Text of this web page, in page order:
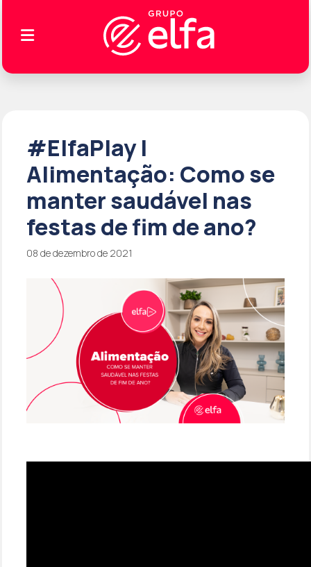
#ElfaPlay |
Alimentação: Como se
manter saudável nas
festas de fim de ano?
08 de dezembro de 2021